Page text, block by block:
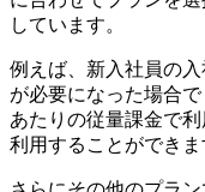
しています。
例えば、新入社員の
が必要になった場合
あたりの従量課金で
利用することができま